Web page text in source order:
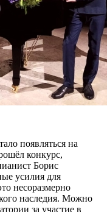
появляться на
конкурс,
Борис
усилия для
несоразмерно
наследия. Можно
за участие в